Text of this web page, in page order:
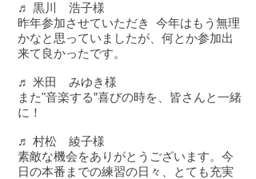
♬ 黒川 浩子様
昨年参加させていただき 今年はもう無理
かなと思っていましたが、何とか参加出
来て良かったです。
♬ 米田 みゆき様
また"音楽する”喜びの時を、皆さんと一緒
に！
♬ 村松 綾子様
素敵な機会をありがとうございます。今
日の本番までの練習の日々、とても充実